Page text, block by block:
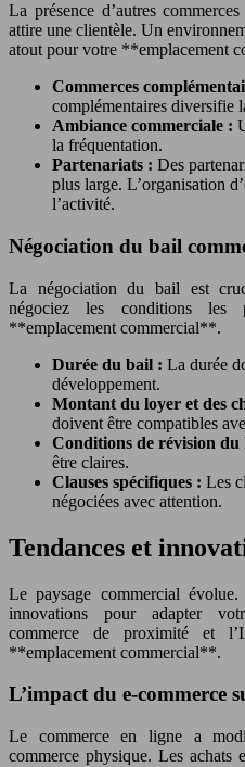
La présence d’autres
attire une clientèle. Un
atout pour votre **emplacement
Commerces
complémentaires diversifie
Ambiance commerciale :
la fréquentation.
Partenariats : Des
plus large. L’organisation
l’activité.
Négociation du bail
La négociation du bail est
négociez les conditions les
**emplacement commercial**.
Durée du bail : La durée
développement.
Montant du loyer et des
doivent être compatibles
Conditions de révision du
être claires.
Clauses spécifiques : Les
négociées avec attention.
Tendances et
Le paysage commercial
innovations pour adapter
commerce de proximité et
**emplacement commercial**.
L’impact du e-commerce
Le commerce en ligne a
commerce physique. Les achats